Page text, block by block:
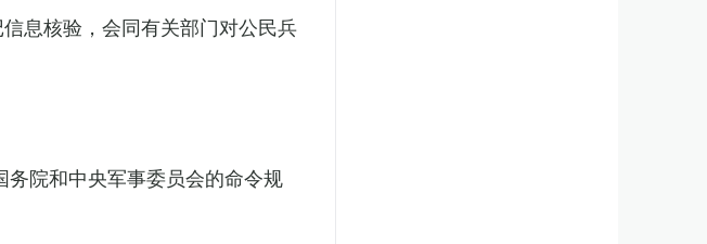
息核验，会同有关部门对公民兵
院和中央军事委员会的命令规